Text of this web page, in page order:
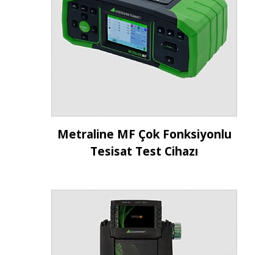
İncele
Metraline MF Çok Fonksiyonlu
Tesisat Test Cihazı